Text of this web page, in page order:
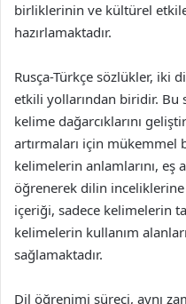
birliklerinin ve kültürel
hazırlamaktadır.
Rusça-Türkçe sözlükler, iki
etkili yollarından biridir. Bu
kelime dağarcıklarını
artırmaları için mükemmel
kelimelerin anlamlarını, eş
öğrenerek dilin
içeriği, sadece kelimelerin
kelimelerin kullanım
sağlamaktadır.
Dil öğrenimi süreci, aynı